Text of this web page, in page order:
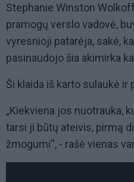
Stephanie Winston
pramogų verslo vadovė,
vyresnioji patarėja, sakė,
pasinaudojo šia akimirka
Ši klaida iš karto sulaukė
„Kiekviena jos nuotrauka,
tarsi ji būtų ateivis, pirmą
žmogumi“, - rašė vienas